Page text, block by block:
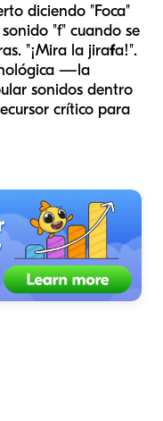
diciendo "Foca"
"f" cuando se
"¡Mira la jirafa!".
—la
sonidos dentro
crítico para